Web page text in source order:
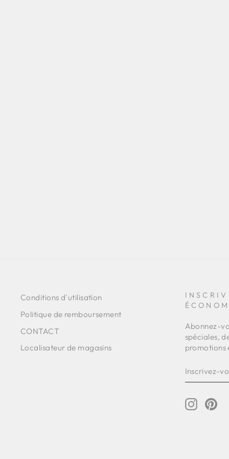
Conditions d'utilisation
Politique de remboursement
CONTACT
Localisateur de magasins
Abonnez-
spéciales,
promotions
VOUS
À
Instagram